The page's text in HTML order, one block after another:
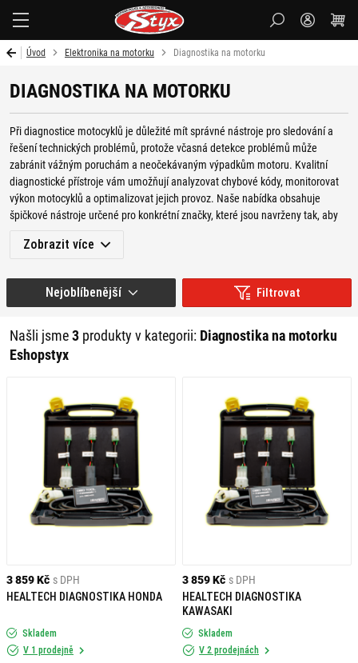
Úvod Elektronika na motorku Diagnostika na motorku
DIAGNOSTIKA NA MOTORKU
Při diagnostice motocyklů je důležité mít správné nástroje pro sledování a
řešení technických problémů, protože včasná detekce problémů může
zabránit vážným poruchám a neočekávaným výpadkům motoru. Kvalitní
diagnostické přístroje vám umožňují analyzovat chybové kódy, monitorovat
výkon motocyklů a optimalizovat jejich provoz. Naše nabídka obsahuje
špičkové nástroje určené pro konkrétní značky, které jsou navrženy tak, aby
perfektním technickém stavu.
V naší nabídce najdete široký výběr různéelektroniky na motorku,ale také
mnoha motodoplňků,kosmetiky na motorku náhradních dílů,moto oblečení
JAKÉ VÝHODY PŘINÁŠÍ
Rychlá identifikace problémů: Diagnostické nástroje umožňují
okamžitou detekci chyb v systémech motocyklů.
Prevence nákladných oprav: Řešením problémů v raných fázích
předejdete vyšším nákladům na opravy.
Zvýšení životnosti motocyklů: Udržování správného stavu zaručuje
dlouhodobý výkon motocyklů.
JAK FUNGUJÍ DIAGNOSTICKÉ
různé systémy motoru. Tyto nástroje poskytují detailní informace o
monitorování provozních parametrů. Kromě analýzy chybových kódů vám
diagnostické přístroje umožňují upravovat a optimalizovat parametry motoru,
Zobrazit více
Filtrovat
Našli jsme3 produkty v kategorii: Diagnostika na motorku
Eshopstyx
Nejoblíbenější
3 859 Kč s DPH
HEALTECH DIAGNOSTIKA HONDA
Skladem
V 1 prodejně
3 859 Kč s DPH
HEALTECH DIAGNOSTIKA
KAWASAKI
Skladem
V 2 prodejnách